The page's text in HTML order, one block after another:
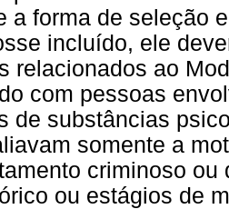
a forma de seleção
incluído, ele
relacionados ao
com pessoas
de substâncias
somente a
criminoso
ou estágios de